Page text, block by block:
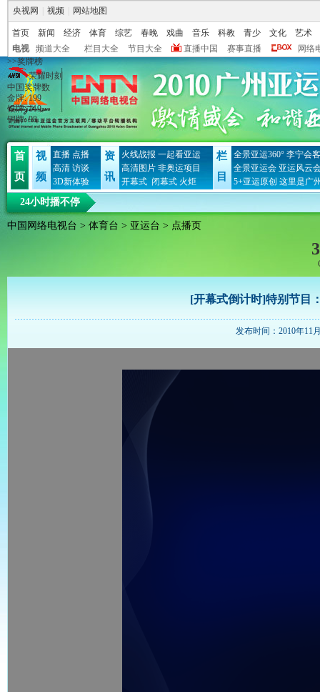
央视网 视频 网站地图
首页 新闻 经济 体育 综艺 春晚 戏曲 音乐 科教 青少 文化
艺术
电视
频道大全 栏目大全 节目大全 直播中国 赛事直播
网络
>>奖牌榜
荣耀时刻
中国奖牌数
金牌:199
银牌:119
铜牌:98
首
页
视
频
直播 点播
高清 访谈
3D新体验
资
讯
火线战报 一起看亚运
高清图片 非奥运项目
开幕式 闭幕式 火炬
栏
目
全景亚运360° 李宁会
全景亚运会 亚运风云
5+亚运原创 这里是广
24小时播不停
中国网络电视台 > 体育台 > 亚运台 > 点播页
[开幕式倒计时]特别节目
发布时间：2010年11